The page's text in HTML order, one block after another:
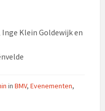
Klein Goldewijk en
in BMV, Evenementen,